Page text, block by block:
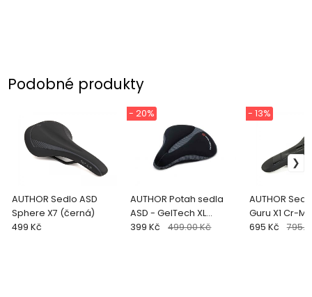
Podobné produkty
AUTHOR Sedlo ASD
Sphere X7 (černá)
499 Kč
AUTHOR Potah sedla
ASD - GelTech XL
(černá)
- 20%
399 Kč 499.00 Kč
AUTHOR
- 13%
695 Kč